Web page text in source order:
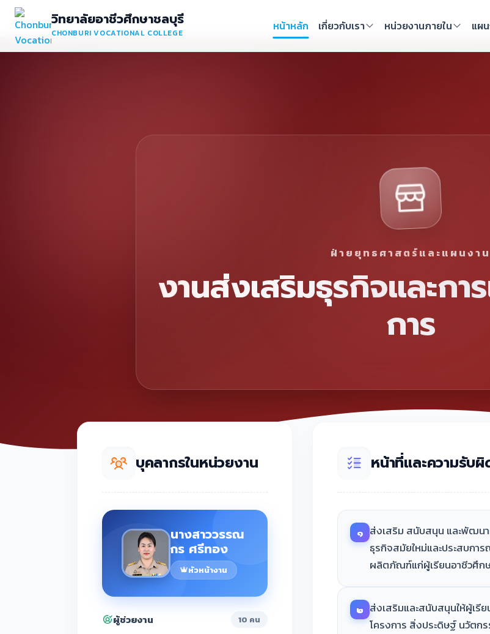
วิทยาลัยอาชีวศึกษาชลบุรี
CHONBURI VOCATIONAL COLLEGE
หน้าหลัก เกี่ยวกับเรา หน่วยงานภายใน แผ
ฝ่ายยุทธศาสตร์และแผนงาน
งานส่งเสริมธุรกิจและกา
การ
บุคลากรในหน่วยงาน
นางสาววรรณ
กร ศรีทอง
หัวหน้างาน
ผู้ช่วยงาน 10 คน
หน้าที่และความรับ
๑ ส่งเสริม สนับสนุน และพัฒนา
ธุรกิจสมัยใหม่และประสบกา
ผลิตภัณฑ์แก่ผู้เรียนอาชีวศึกษ
๒ ส่งเสริมและสนับสนุนให้ผู้เ
โครงการ สิ่งประดิษฐ์ นวัตก